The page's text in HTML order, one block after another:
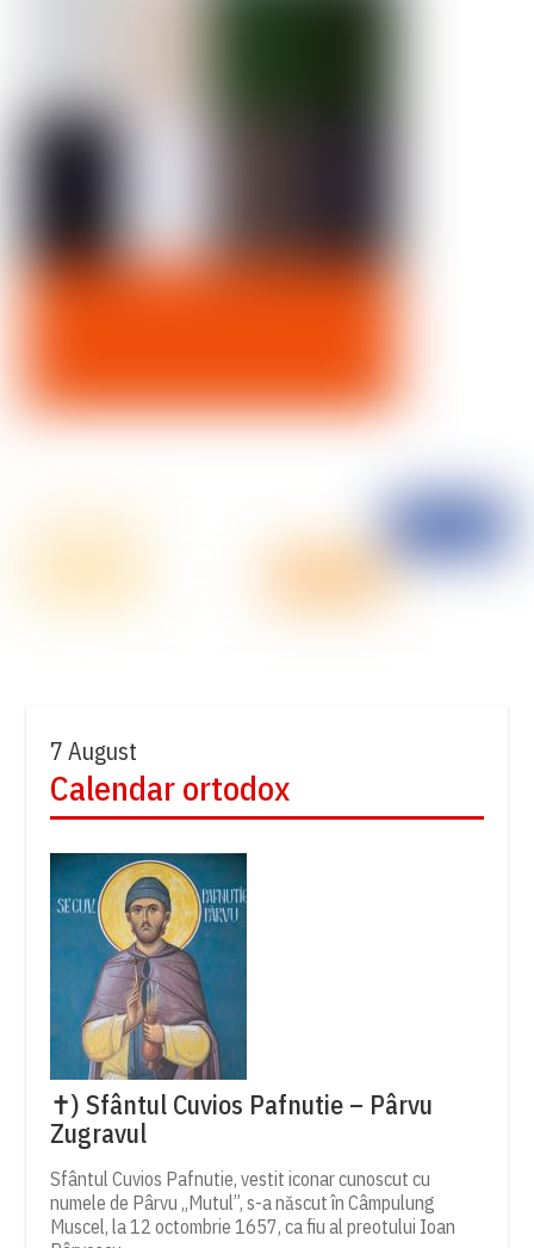
7 August
Calendar ortodox
✝) Sfântul Cuvios Pafnutie – Pârvu
Zugravul
Sfântul Cuvios Pafnutie, vestit iconar cunoscut cu
numele de Pârvu „Mutul”, s-a născut în Câmpulung
Muscel, la 12 octombrie 1657, ca fiu al preotului Ioan